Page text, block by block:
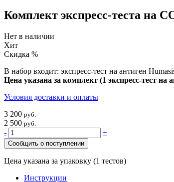
Комплект экспресс-теста на
Нет в наличии
Хит
Скидка %
В набор входит: экспресс-тест на антиген
Цена указана за комплект (1 экспресс-тест
Условия доставки и оплаты
3 200 руб.
2 500 руб.
- +
Сообщить о поступлении
Цена указана за упаковку (1 тестов)
Инструкции